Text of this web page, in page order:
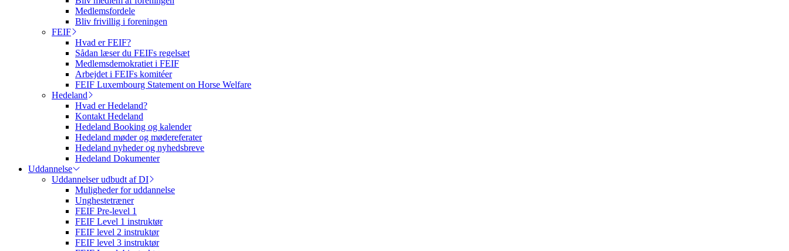
Medlemsfordele
Bliv frivillig i foreningen
FEIF
Hvad er FEIF?
Sådan læser du FEIFs regelsæt
Medlemsdemokratiet i FEIF
Arbejdet i FEIFs komitéer
FEIF Luxembourg Statement on Horse Welfare
Hedeland
Hvad er Hedeland?
Kontakt Hedeland
Hedeland Booking og kalender
Hedeland møder og mødereferater
Hedeland nyheder og nyhedsbreve
Hedeland Dokumenter
Uddannelse
Uddannelser udbudt af DI
Muligheder for uddannelse
Unghestetræner
FEIF Pre-level 1
FEIF Level 1 instruktør
FEIF level 2 instruktør
FEIF level 3 instruktør